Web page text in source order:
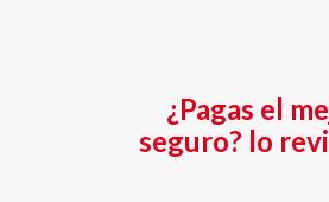
¿Pagas el
seguro? lo